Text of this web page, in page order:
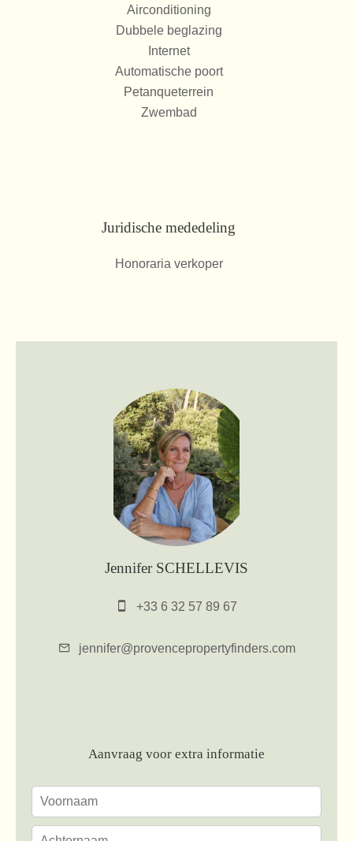
Airconditioning
Dubbele beglazing
Internet
Automatische poort
Petanqueterrein
Zwembad
Juridische mededeling
Honoraria verkoper
Jennifer SCHELLEVIS
+33 6 32 57 89 67
jennifer@provencepropertyfinders.com
Aanvraag voor extra informatie